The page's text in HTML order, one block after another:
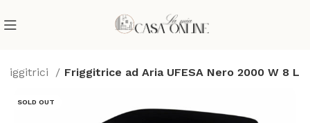
Friggitrice ad Aria UFESA Nero 2000 W 8 L
SOLD OUT